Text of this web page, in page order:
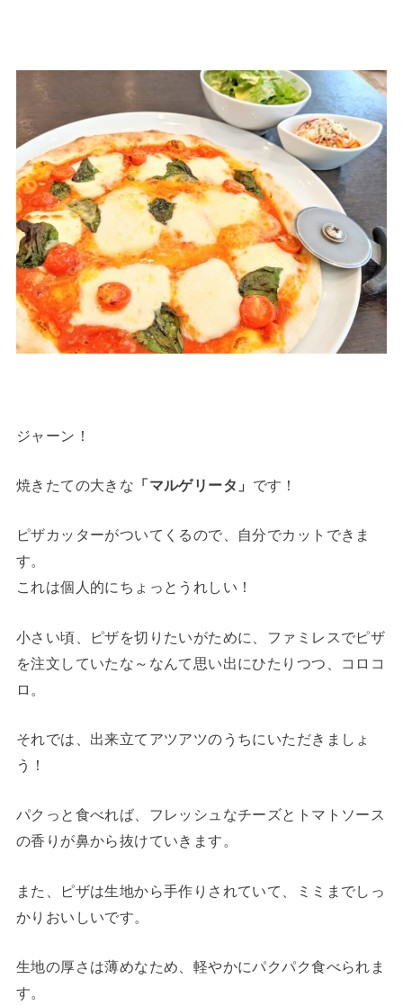
ジャーン！
焼きたての大きな 「マルゲリータ」 です！
ピザカッターがついてくるので、自分でカットできま
す。
これは個人的にちょっとうれしい！
小さい頃、ピザを切りたいがために、ファミレスでピザ
を注文していたな～なんて思い出にひたりつつ、コロコ
ロ。
それでは、出来立てアツアツのうちにいただきましょ
う！
パクっと食べれば、フレッシュなチーズとトマトソース
の香りが鼻から抜けていきます。
また、ピザは生地から手作りされていて、ミミまでしっ
かりおいしいです。
生地の厚さは薄めなため、軽やかにパクパク食べられま
す。